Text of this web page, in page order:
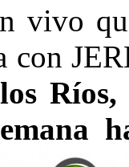
vivo
con
Ríos,